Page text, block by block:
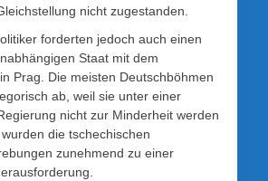
nicht zugestanden.
forderten jedoch auch einen
Staat mit dem
Prag. Die meisten Deutschböhmen
ab, weil sie unter einer
nicht zur Minderheit werden
die tschechischen
zunehmend zu einer